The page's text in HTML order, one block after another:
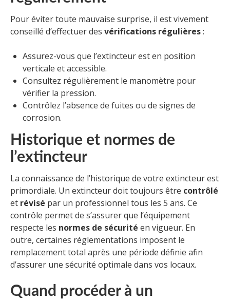
Pour éviter toute mauvaise surprise, il est vivement
conseillé d’effectuer des vérifications régulières:
Assurez-vous que l’extincteur est en position
verticale et accessible.
Consultez régulièrement le manomètre pour
vérifier la pression.
Contrôlez l’absence de fuites ou de signes de
corrosion.
Historique et normes de
l’extincteur
La connaissance de l’historique de votre extincteur est
primordiale. Un extincteur doit toujours être contrôlé
et révisé par un professionnel tous les 5 ans. Ce
contrôle permet de s’assurer que l’équipement
respecte les normes de sécurité en vigueur. En
outre, certaines réglementations imposent le
remplacement total après une période définie afin
d’assurer une sécurité optimale dans vos locaux.
Quand procéder à un